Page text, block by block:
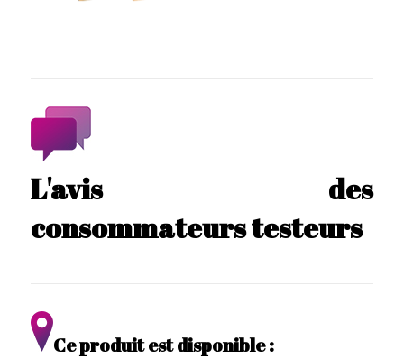
L'avis des
consommateurs testeurs
Ce produit est disponible :